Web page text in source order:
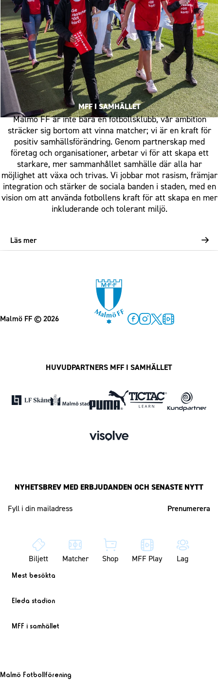
MFF I SAMHÄLLET
Malmö FF är inte bara en fotbollsklubb, vår ambition
sträcker sig bortom att vinna matcher; vi är en kraft för
positiv samhällsförändring. Genom partnerskap med
företag och organisationer, arbetar vi för att skapa ett
starkare, mer sammanhållet samhälle där alla har
möjlighet att växa och trivas. Vi jobbar mot rasism, främjar
integration och stärker de sociala banden i staden, med en
vision om att använda fotbollens kraft för att skapa en mer
inkluderande och tolerant miljö.
Läs mer
Malmö FF© 2026
HUVUDPARTNERS MFF I SAMHÄLLET
NYHETSBREV MED ERBJUDANDEN OCH SENASTE NYTT
Biljett Matcher Shop MFF Play Lag
Mest besökta
Eleda stadion
MFF i samhället
Malmö Fotbollförening